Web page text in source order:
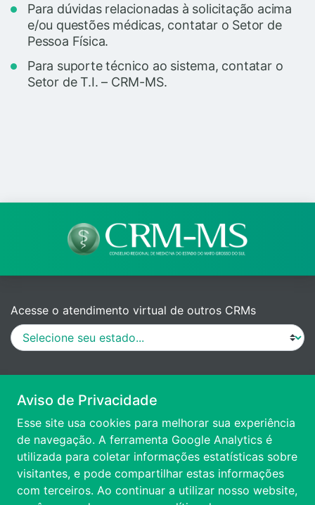
Para dúvidas relacionadas à solicitação acima
e/ou questões médicas, contatar o Setor de
Pessoa Física.
Para suporte técnico ao sistema, contatar o
Setor de T.I. – CRM-MS.
Aviso de Privacidade
Esse site usa cookies para melhorar sua experiência
de navegação. A ferramenta Google Analytics é
utilizada para coletar informações estatísticas sobre
visitantes, e pode compartilhar estas informações
com terceiros. Ao continuar a utilizar nosso website,
Acesse o atendimento virtual de outros CRMs
VÍDEO DE APRESENTAÇÃO
ACESSIBILIDADE